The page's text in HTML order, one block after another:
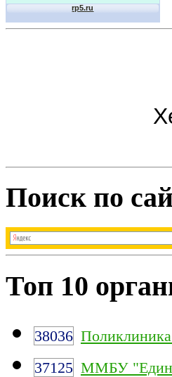
Поиск по
Топ 10
38036
37125 ММБУ